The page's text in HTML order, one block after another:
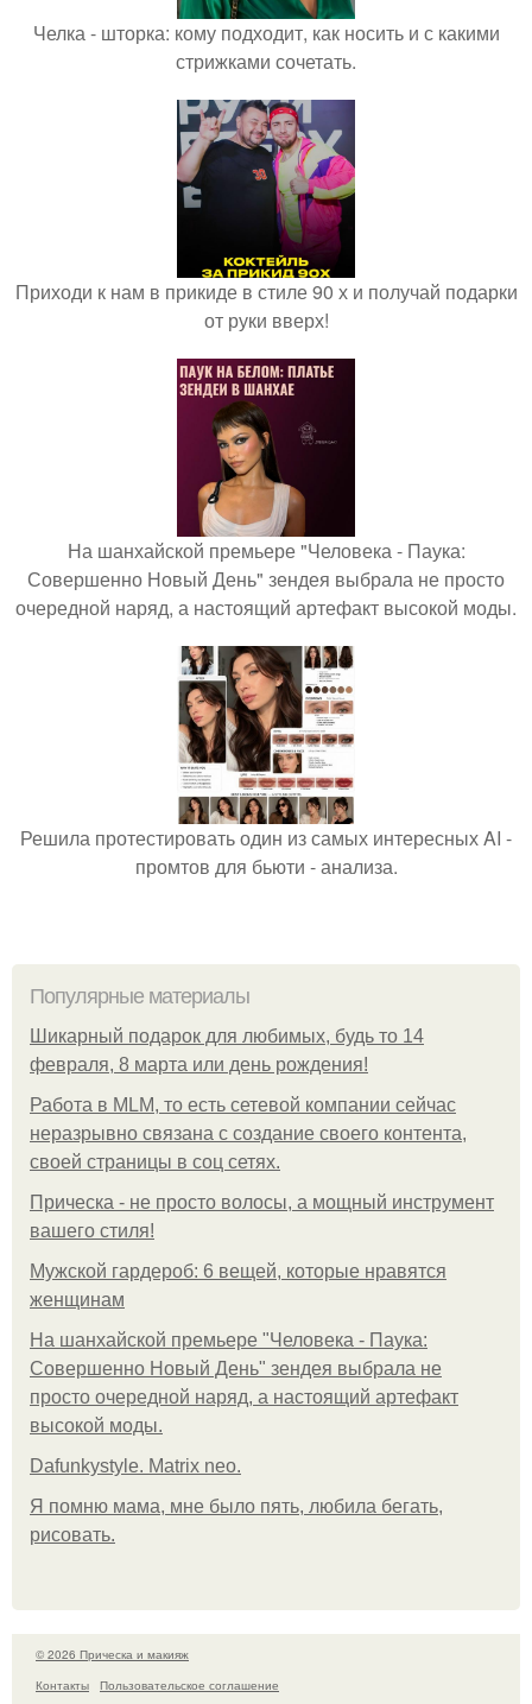
Челка - шторка: кому подходит, как носить и с какими
стрижками сочетать.
Приходи к нам в прикиде в стиле 90 х и получай подарки
от руки вверх!
На шанхайской премьере "Человека - Паука:
Совершенно Новый День" зендея выбрала не просто
очередной наряд, а настоящий артефакт высокой моды.
Решила протестировать один из самых интересных AI -
промтов для бьюти - анализа.
Популярные материалы
Шикарный подарок для любимых, будь то 14
февраля, 8 марта или день рождения!
Работа в MLM, то есть сетевой компании сейчас
неразрывно связана с создание своего контента,
своей страницы в соц сетях.
Прическа - не просто волосы, а мощный инструмент
вашего стиля!
Мужской гардероб: 6 вещей, которые нравятся
женщинам
На шанхайской премьере "Человека - Паука:
Совершенно Новый День" зендея выбрала не
просто очередной наряд, а настоящий артефакт
высокой моды.
Dafunkystyle. Matrix neo.
Я помню мама, мне было пять, любила бегать,
рисовать.
© 2026 Прическа и макияж
Контакты
Пользовательское соглашение